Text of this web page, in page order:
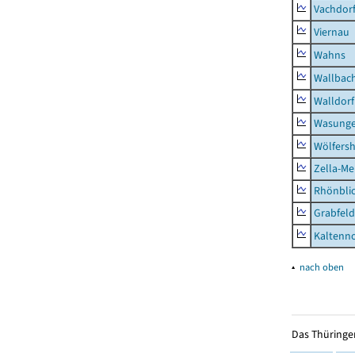
Vachdorf
Viernau
Wahns
Walldorf
Zella-
Grabfeld
▴ nach oben
Das